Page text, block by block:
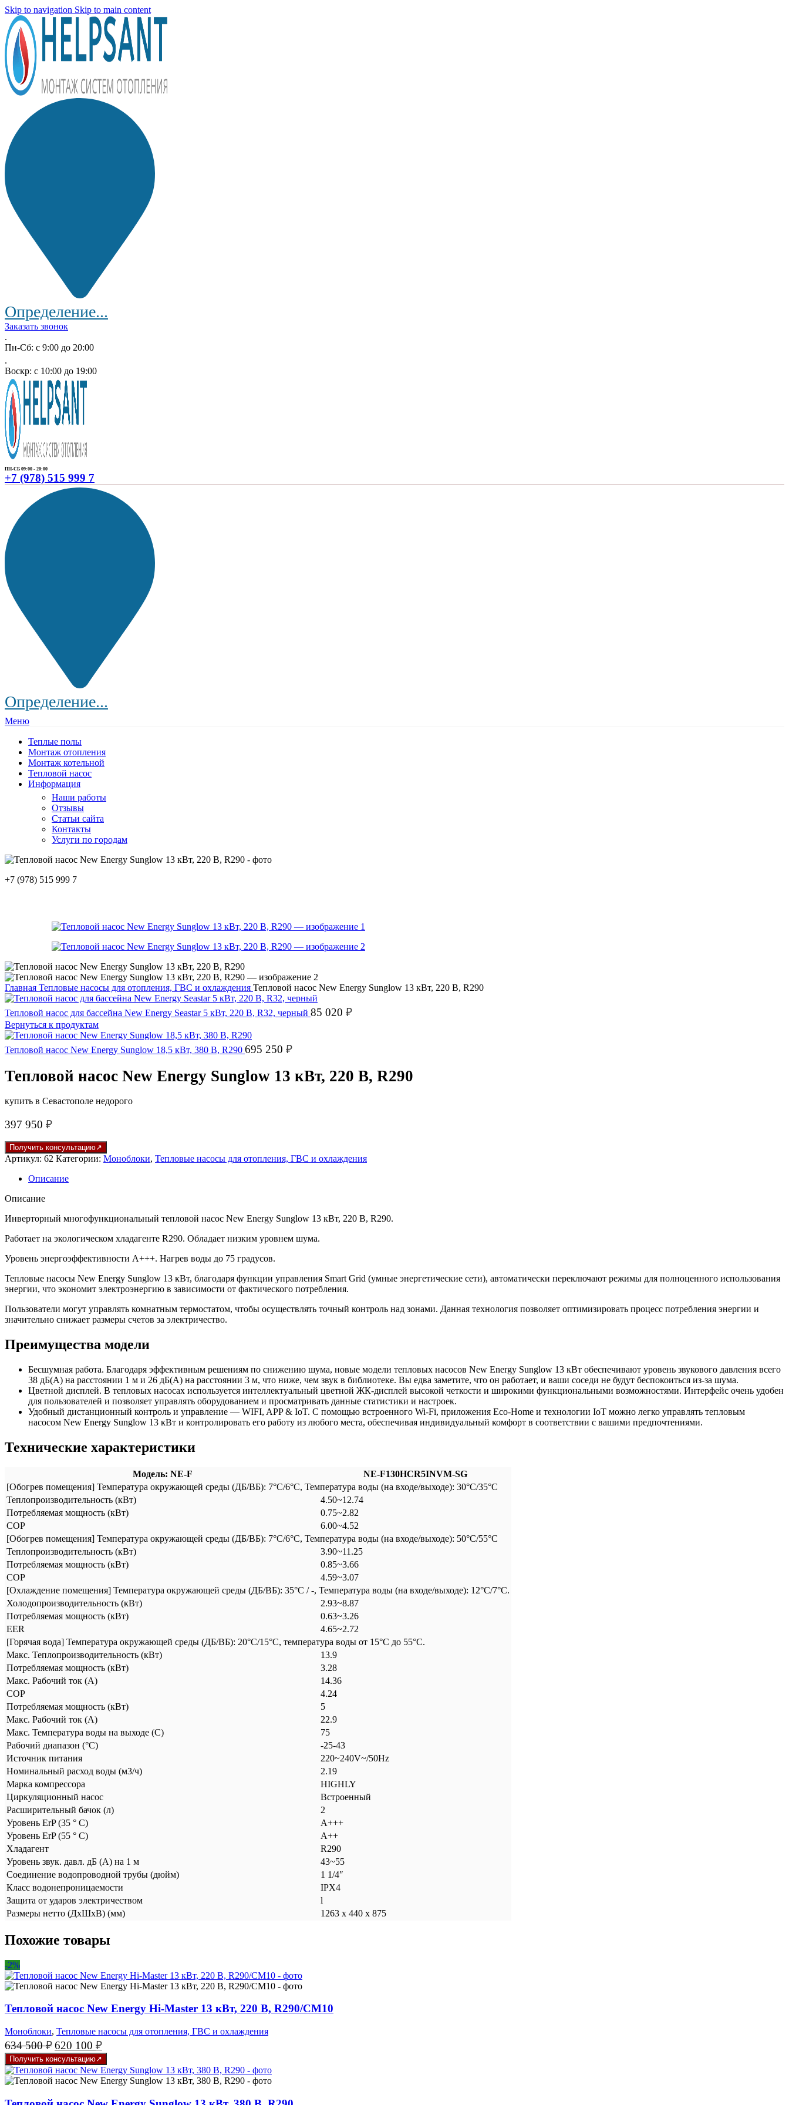
Skip to navigation Skip to main content
Определение...
Заказать звонок
.
Пн-Сб: с 9:00 до 20:00
.
Воскр: с 10:00 до 19:00
ПН-СБ 09:00 - 20:00
+7 (978) 515 999 7
Определение...
Меню
Теплые полы
Монтаж отопления
Монтаж котельной
Тепловой насос
Информация
Наши работы
Отзывы
Статьи сайта
Контакты
Услуги по городам
+7 (978) 515 999 7
Главная Тепловые насосы для отопления, ГВС и охлаждения Тепловой насос New Energy Sunglow 13 кВт, 220 В, R290
Тепловой насос для бассейна New Energy Seastar 5 кВт, 220 В, R32, черный 85 020 ₽
Вернуться к продуктам
Тепловой насос New Energy Sunglow 18,5 кВт, 380 В, R290 695 250 ₽
Тепловой насос New Energy Sunglow 13 кВт, 220 В, R290
купить в Севастополе недорого
397 950 ₽
Получить консультацию
Артикул: 62 Категории: Моноблоки, Тепловые насосы для отопления, ГВС и охлаждения
Описание
Описание
Инверторный многофункциональный тепловой насос New Energy Sunglow 13 кВт, 220 В, R290.
Работает на экологическом хладагенте R290. Обладает низким уровнем шума.
Уровень энергоэффективности A+++. Нагрев воды до 75 градусов.
Тепловые насосы New Energy Sunglow 13 кВт, благодаря функции управления Smart Grid (умные энергетические сети), автоматически переключают режимы для полноценного использования
энергии, что экономит электроэнергию в зависимости от фактического потребления.
Пользователи могут управлять комнатным термостатом, чтобы осуществлять точный контроль над зонами. Данная технология позволяет оптимизировать процесс потребления энергии и
значительно снижает размеры счетов за электричество.
Преимущества модели
Бесшумная работа. Благодаря эффективным решениям по снижению шума, новые модели тепловых насосов New Energy Sunglow 13 кВт обеспечивают уровень звукового давления всего
38 дБ(А) на расстоянии 1 м и 26 дБ(А) на расстоянии 3 м, что ниже, чем звук в библиотеке. Вы едва заметите, что он работает, и ваши соседи не будут беспокоиться из-за шума.
Цветной дисплей. В тепловых насосах используется интеллектуальный цветной ЖК-дисплей высокой четкости и широкими функциональными возможностями. Интерфейс очень удобен
для пользователей и позволяет управлять оборудованием и просматривать данные статистики и настроек.
Удобный дистанционный контроль и управление — WIFI, APP & IoT. С помощью встроенного Wi-Fi, приложения Eco-Home и технологии IoT можно легко управлять тепловым
насосом New Energy Sunglow 13 кВт и контролировать его работу из любого места, обеспечивая индивидуальный комфорт в соответствии с вашими предпочтениями.
Технические характеристики
Модель: NE-F
NE-F130HCR5INVM-SG
[Обогрев помещения] Температура окружающей среды (ДБ/ВБ): 7°C/6°C, Температура воды (на входе/выходе): 30°C/35°C
Теплопроизводительность (кВт)
4.50~12.74
Потребляемая мощность (кВт)
0.75~2.82
COP
6.00~4.52
[Обогрев помещения] Температура окружающей среды (ДБ/ВБ): 7°C/6°C, Температура воды (на входе/выходе): 50°C/55°C
Теплопроизводительность (кВт)
3.90~11.25
Потребляемая мощность (кВт)
0.85~3.66
COP
4.59~3.07
[Охлаждение помещения] Температура окружающей среды (ДБ/ВБ): 35°C / -, Температура воды (на входе/выходе): 12°C/7°C.
Холодопроизводительность (кВт)
2.93~8.87
Потребляемая мощность (кВт)
0.63~3.26
EER
4.65~2.72
[Горячая вода] Температура окружающей среды (ДБ/ВБ): 20°C/15°C, температура воды от 15°C до 55°C.
Макс. Теплопроизводительность (кВт)
13.9
Потребляемая мощность (кВт)
3.28
Макс. Рабочий ток (А)
14.36
COP
4.24
Потребляемая мощность (кВт)
5
Макс. Рабочий ток (А)
22.9
Макс. Температура воды на выходе (C)
75
Рабочий диапазон (°С)
-25-43
Источник питания
220~240V~/50Hz
Номинальный расход воды (м3/ч)
2.19
Марка компрессора
HIGHLY
Циркуляционный насос
Встроенный
Расширительный бачок (л)
2
Уровень ErP (35 ° C)
А+++
Уровень ErP (55 ° C)
А++
Хладагент
R290
Уровень звук. давл. дБ (А) на 1 м
43~55
Соединение водопроводной трубы (дюйм)
1 1/4″
Класс водонепроницаемости
IPX4
Защита от ударов электричеством
l
Размеры нетто (ДхШхВ) (мм)
1263 х 440 х 875
Похожие товары
-2%
Тепловой насос New Energy Hi-Master 13 кВт, 220 В, R290/CM10
Моноблоки, Тепловые насосы для отопления, ГВС и охлаждения
634 500₽ Первоначальная
цена
составляла
634
500 ₽.
620 100 ₽Текущая
цена:
620
100 ₽.
Получить консультацию